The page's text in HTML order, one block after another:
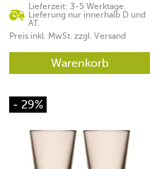
Lieferzeit: 3-5 Werktage.
Lieferung nur innerhalb D und
AT.
Preis inkl. MwSt. zzgl. Versand
Warenkorb
- 29%